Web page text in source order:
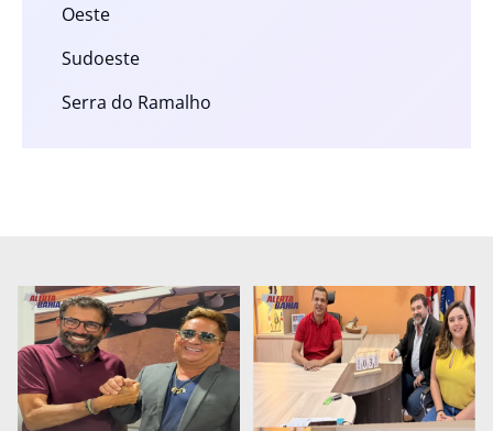
Oeste
Sudoeste
Serra do Ramalho